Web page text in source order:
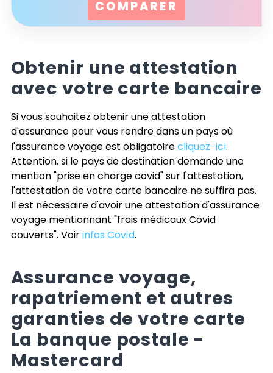
COMPARER
Obtenir une attestation
avec votre carte bancaire
Si vous souhaitez obtenir une attestation
d'assurance pour vous rendre dans un pays où
l'assurance voyage est obligatoirecliquez-ici.
Attention, si le pays de destination demande une
mention "prise en charge covid" sur l'attestation,
l'attestation de votre carte bancaire ne suffira pas.
Il est nécessaire d'avoir une attestation d'assurance
voyage mentionnant "frais médicaux Covid
couverts". Voirinfos Covid.
Assurance voyage,
rapatriement et autres
garanties de votre carte
La banque postale -
Mastercard